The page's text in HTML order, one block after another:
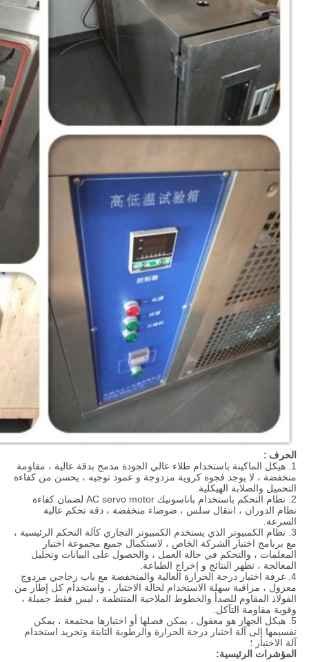
الحرف :
1. هيكل الماكينة باستخدام طلاء عالي الجودة مدمج بدقة عالية ، مقاومة
منخفضة ، لا يوجد فجوة كروية مزدوجة و عمود توجيه ، يحسن من كفاءة
التحميل والصلابة الهيكلية.
2. نظام التحكم باستخدام باناسونيك AC servo motor لضمان كفاءة
نظام الدوران ، انتقال سلس ، ضوضاء منخفضة ، دقة تحكم عالية
السرعة.
3. نظام الكمبيوتر الذي يستخدم الكمبيوتر التجاري كآلة التحكم الرئيسية ،
مع برنامج اختبار الشركة الخاص ، لاستكمال جميع مجموعة اختبار
المعلمات ، والتحكم في حالة العمل ، والحصول على البيانات وتحليل
المعالجة ، تظهر النتائج و إخراج الطباعة.
4. غرفة اختبار درجة الحرارة العالية والمنخفضة مع باب زجاجي مزدوج
معزول ، مراقبة سهلة الاستخدام لحالة الاختبار ، واستخدام كل إطار من
الفولاذ المقاوم للصدأ والخطوط الملاحية المنتظمة ، ليس فقط جميلة ،
وقوية مقاومة التآكل.
5. هيكل الجهاز هو معقول ، يمكن فصلها أو اختبارها مجتمعة ، يمكن
تقسيمها إلى آلة اختبار درجة الحرارة والرطوبة الثابتة وتجريد استخدام
آلة الاختبار ؛
المؤشرات الرئيسية: